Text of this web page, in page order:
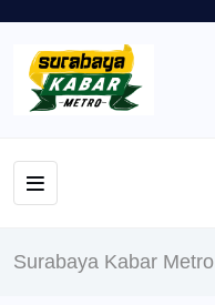
Surabaya Kabar Metro